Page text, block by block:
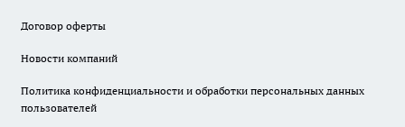
Договор оферты
Новости компаний
Политика конфиденциальности и обработки персональных данных
пользователей